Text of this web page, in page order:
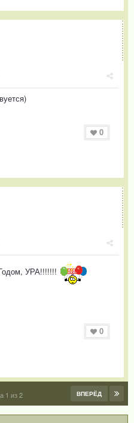
0
УРА!!!!!!!
0
ВПЕРЁД
1 из 2